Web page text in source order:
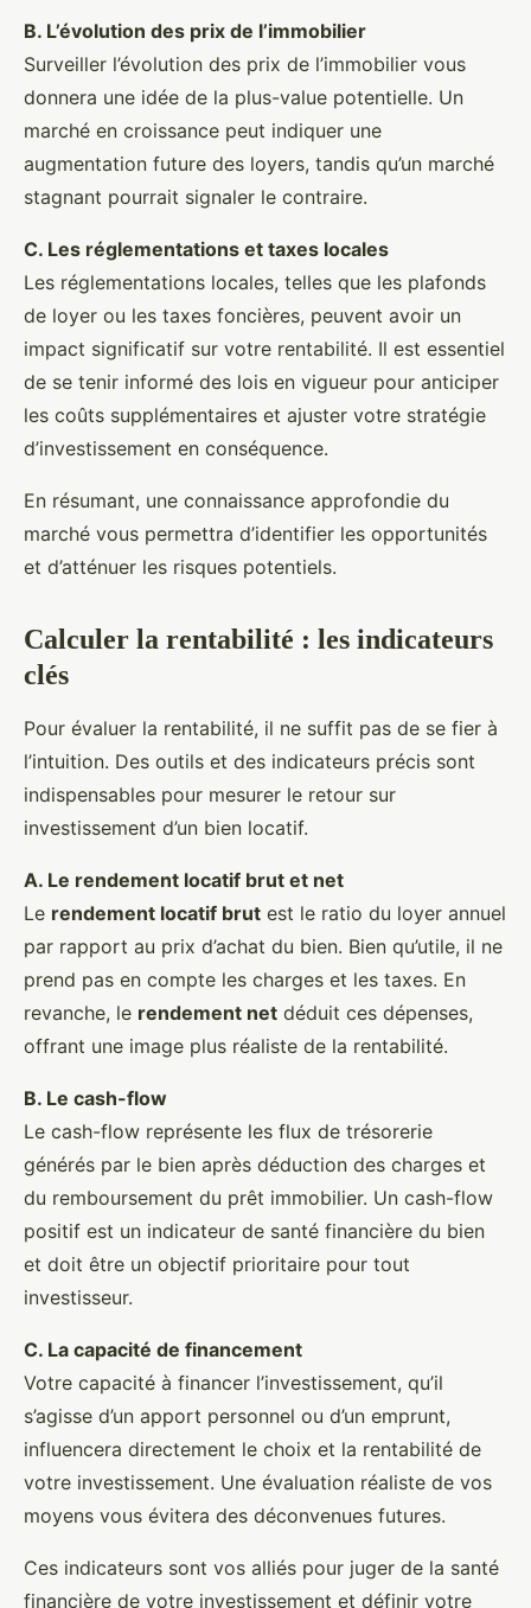
B. L’évolution des prix de l’immobilier
Surveiller l’évolution des prix de l’immobilier vous
donnera une idée de la plus-value potentielle. Un
marché en croissance peut indiquer une
augmentation future des loyers, tandis qu’un marché
stagnant pourrait signaler le contraire.
C. Les réglementations et taxes locales
Les réglementations locales, telles que les plafonds
de loyer ou les taxes foncières, peuvent avoir un
impact significatif sur votre rentabilité. Il est essentiel
de se tenir informé des lois en vigueur pour anticiper
les coûts supplémentaires et ajuster votre stratégie
d’investissement en conséquence.
En résumant, une connaissance approfondie du
marché vous permettra d’identifier les opportunités
et d’atténuer les risques potentiels.
Calculer la rentabilité : les indicateurs
clés
Pour évaluer la rentabilité, il ne suffit pas de se fier à
l’intuition. Des outils et des indicateurs précis sont
indispensables pour mesurer le retour sur
investissement d’un bien locatif.
A. Le rendement locatif brut et net
Le rendement locatif brut est le ratio du loyer annuel
par rapport au prix d’achat du bien. Bien qu’utile, il ne
prend pas en compte les charges et les taxes. En
revanche, le rendement net déduit ces dépenses,
offrant une image plus réaliste de la rentabilité.
B. Le cash-flow
Le cash-flow représente les flux de trésorerie
générés par le bien après déduction des charges et
du remboursement du prêt immobilier. Un cash-flow
positif est un indicateur de santé financière du bien
et doit être un objectif prioritaire pour tout
investisseur.
C. La capacité de financement
Votre capacité à financer l’investissement, qu’il
s’agisse d’un apport personnel ou d’un emprunt,
influencera directement le choix et la rentabilité de
votre investissement. Une évaluation réaliste de vos
moyens vous évitera des déconvenues futures.
Ces indicateurs sont vos alliés pour juger de la santé
financière de votre investissement et définir votre